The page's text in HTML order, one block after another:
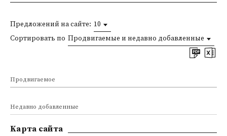
Предложений на сайте: 10
Сортировать по Продвигаемые и недавно добавленные
Продвигаемое
Недавно добавленные
Kарта сайта